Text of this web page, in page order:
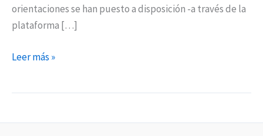
orientaciones se han puesto a disposición -a través de la
plataforma […]
Leer más »